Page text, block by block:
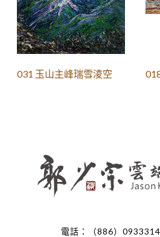
031 玉山主峰瑞雪淩空
電話：（886）